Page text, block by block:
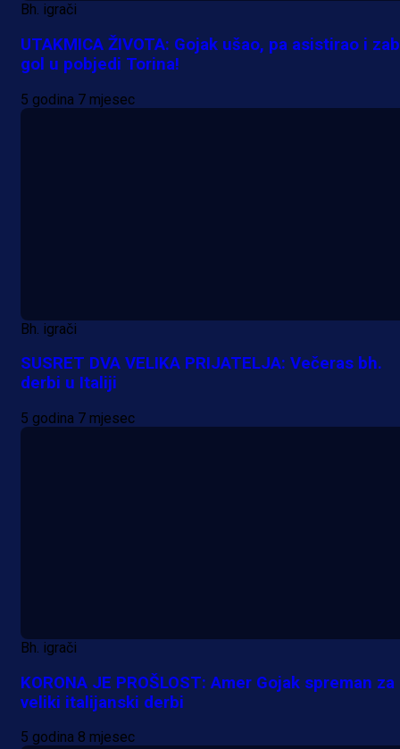
Bh. igrači
UTAKMICA ŽIVOTA: Gojak ušao, pa asistirao i
gol u pobjedi Torina!
5 godina 7 mjesec
Bh. igrači
SUSRET DVA VELIKA PRIJATELJA: Večeras bh.
derbi u Italiji
5 godina 7 mjesec
Bh. igrači
KORONA JE PROŠLOST: Amer Gojak spreman za
veliki italijanski derbi
5 godina 8 mjesec